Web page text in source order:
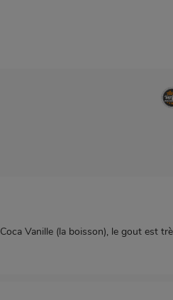
Vanille (la boisson), le gout est